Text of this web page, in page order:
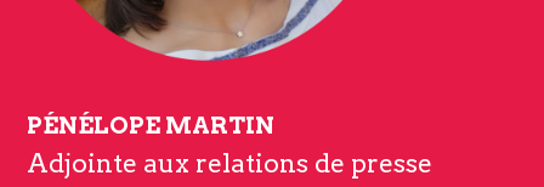
PÉNÉLOPE MARTIN
Adjointe aux relations de presse